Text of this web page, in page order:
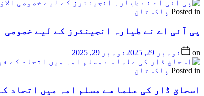
Posted in پاکستان
پی آئی اے نے طیارہ انجینئرز کے لیے خصوصی
on نومبر 29, 2025 نومبر 29, 2025
Posted in پاکستان
اسحاق ڈار کی علما سے مسلم امہ میں اتحاد